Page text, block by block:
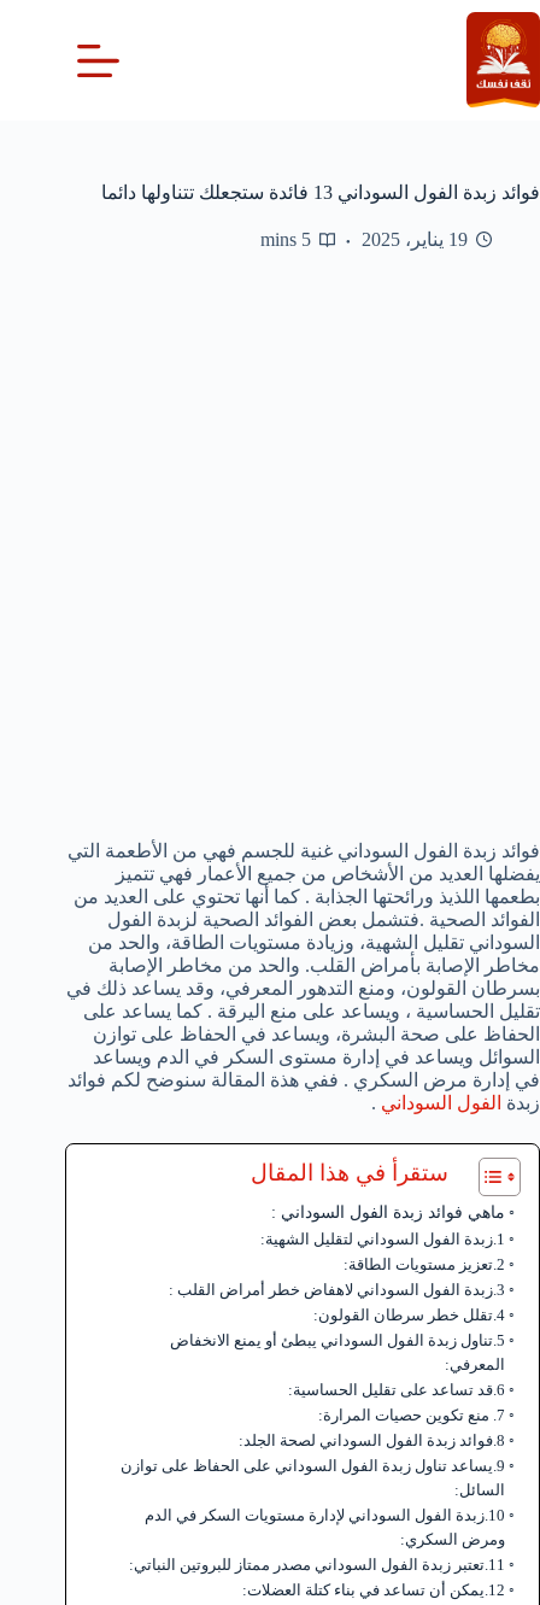
التجاوز
إلى
المحتوى
فوائد زبدة الفول السوداني 13 فائدة ستجعلك تتناولها دائما
19 يناير، 2025 5 mins
فوائد زبدة الفول السوداني غنية للجسم فهي من الأطعمة التي
يفضلها العديد من الأشخاص من جميع الأعمار فهي تتميز
بطعمها اللذيذ ورائحتها الجذابة . كما أنها تحتوي على العديد من
الفوائد الصحية .فتشمل بعض الفوائد الصحية لزبدة الفول
السوداني تقليل الشهية، وزيادة مستويات الطاقة، والحد من
مخاطر الإصابة بأمراض القلب. والحد من مخاطر الإصابة
بسرطان القولون، ومنع التدهور المعرفي، وقد يساعد ذلك في
تقليل الحساسية ، ويساعد على منع اليرقة . كما يساعد على
الحفاظ على صحة البشرة، ويساعد في الحفاظ على توازن
السوائل ويساعد في إدارة مستوى السكر في الدم ويساعد
في إدارة مرض السكري . ففي هذة المقالة سنوضح لكم فوائد
زبدة الفول السوداني .
ستقرأ في هذا المقال
ماهي فوائد زبدة الفول السوداني :
1.زبدة الفول السوداني لتقليل الشهية:
2.تعزيز مستويات الطاقة:
3.زبدة الفول السوداني لاهفاض خطر أمراض القلب :
4.تقلل خطر سرطان القولون:
5.تناول زبدة الفول السوداني يبطئ أو يمنع الانخفاض
المعرفي:
6.قد تساعد على تقليل الحساسية:
7. منع تكوين حصيات المرارة:
8.فوائد زبدة الفول السوداني لصحة الجلد:
9.يساعد تناول زبدة الفول السوداني على الحفاظ على توازن
السائل:
10.زبدة الفول السوداني لإدارة مستويات السكر في الدم
ومرض السكري:
11.تعتبر زبدة الفول السوداني مصدر ممتاز للبروتين النباتي:
12.يمكن أن تساعد في بناء كتلة العضلات: